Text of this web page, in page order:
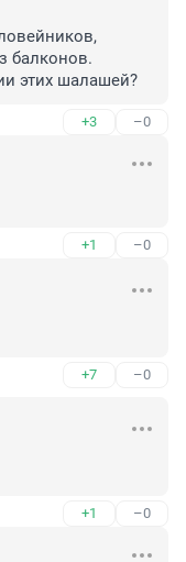
балконов.
этих шалашей?
+3 –0
+1 –0
+7 –0
+1 –0